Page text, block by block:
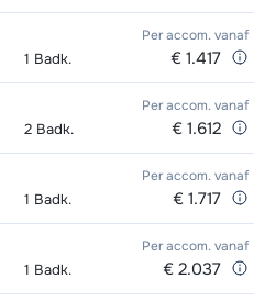
€ 112,00
€ 50,00
€ 127,50
€ 142,50
€ 28,50
Per accom. vanaf
1 Badk. € 1.417
Per accom. vanaf
2 Badk. € 1.612
Per accom. vanaf
1 Badk. € 1.717
Per accom. vanaf
1 Badk. € 2.037